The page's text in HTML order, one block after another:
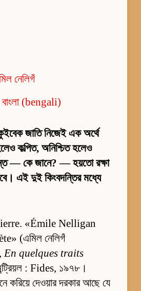
নেলিগঁ
বাংলা (bengali)
জাতি নিজেই এক অর্থে
কল্পিত, অনিশ্চিত হলেও
— কে জানে? — হয়তো রক্ষা
এই দুই কিংবদন্তির মধ্যে
«Émile Nelligan
(এমিল নেলিগঁ
En quelques traits
: Fides, ১৯৭৮।
করিয়ে দেওয়ার দরকার আছে যে